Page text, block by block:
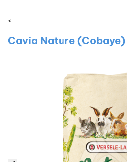
<
Cavia Nature (Cobaye)